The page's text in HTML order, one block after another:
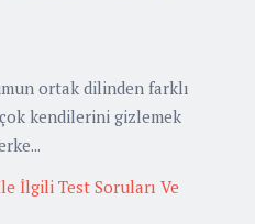
ortak dilinden farklı
kendilerini gizlemek
İlgili Test Soruları Ve